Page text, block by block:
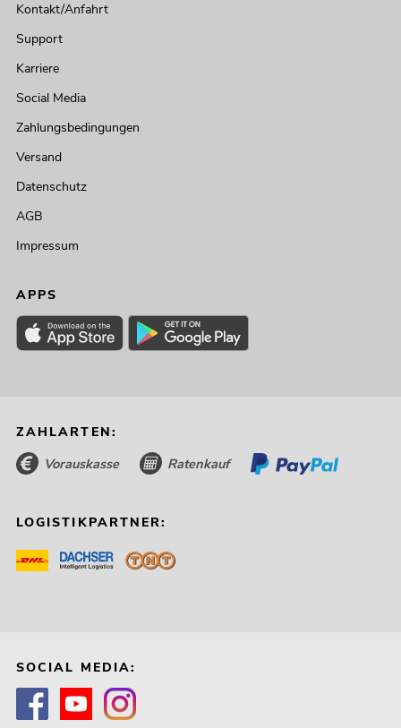
Kontakt/Anfahrt
Support
Karriere
Social Media
Zahlungsbedingungen
Versand
Datenschutz
AGB
Impressum
APPS
ZAHLARTEN:
Vorauskasse Ratenkauf
LOGISTIKPARTNER:
SOCIAL MEDIA: